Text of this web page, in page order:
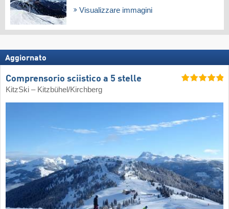
Visualizzare immagini
Aggiornato
Comprensorio sciistico a 5 stelle
KitzSki – Kitzbühel/​Kirchberg